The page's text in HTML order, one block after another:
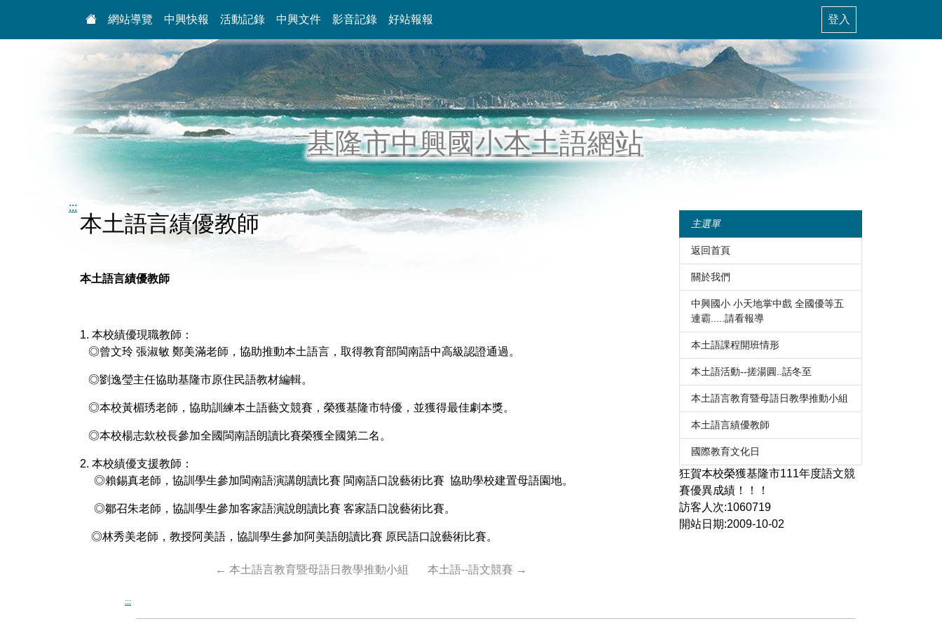
網站導覽
中興快報 活動記錄 中興文件 影音記錄 好站報報 登入
基隆市中興國小本土語網站
:::
本土語言績優教師
本土語言績優教師
1. 本校績優現職教師：
◎曾文玲 張淑敏 鄭美滿老師，協助推動本土語言，取得教育部閩南語中高級認證通過。
◎劉逸瑩主任協助基隆市原住民語教材編輯。
◎本校黃楣琇老師，協助訓練本土語藝文競賽，榮獲基隆市特優，並獲得最佳劇本獎。
◎本校楊志欽校長參加全國閩南語朗讀比賽榮獲全國第二名。
2. 本校績優支援教師：
◎賴錫真老師，協訓學生參加閩南語演講朗讀比賽 閩南語口說藝術比賽 協助學校建置母語園地。
◎鄒召朱老師，協訓學生參加客家語演說朗讀比賽 客家語口說藝術比賽。
◎林秀美老師，教授阿美語，協訓學生參加阿美語朗讀比賽 原民語口說藝術比賽。
← 本土語言教育暨母語日教學推動小組 本土語--語文競賽 →
主選單
返回首頁
關於我們
中興國小 小天地掌中戲 全國優等五
連霸.....請看報導
本土語課程開班情形
本土語活動--搓湯圓..話冬至
本土語言教育暨母語日教學推動小組
本土語言績優教師
國際教育文化日
狂賀本校榮獲基隆市111年度語文競
賽優異成績！！！
訪客人次:1060719
開站日期:2009-10-02
:::